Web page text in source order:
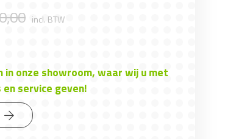
,00 incl. BTW
onze showroom, waar wij u met
service geven!